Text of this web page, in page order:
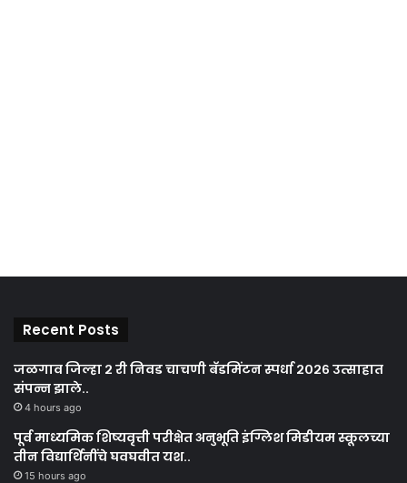
Recent Posts
जळगाव जिल्हा २ री निवड चाचणी बॅडमिंटन स्पर्धा २०२६ उत्साहात
संपन्न झाले..
4 hours ago
पूर्व माध्यमिक शिष्यवृत्ती परीक्षेत अनुभूति इंग्लिश मिडीयम स्कूलच्या
तीन विद्यार्थिनींचे घवघवीत यश..
15 hours ago